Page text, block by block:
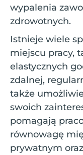
wypalenia
zdrowotnych.
Istnieje wiele
miejscu pracy,
elastycznych
zdalnej,
także
swoich
pomagają
równowagę
prywatnym